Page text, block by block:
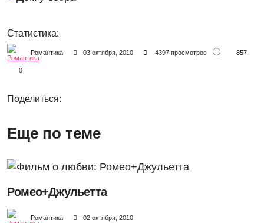
Статистика:
Романтика 03 октября, 2010 4397 просмотров 857
0
Поделиться:
Еще по теме
Ромео+Джульетта
Романтика 02 октября, 2010